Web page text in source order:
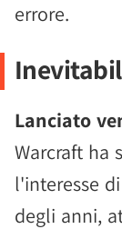
errore.
Lanciato
Warcraft ha
l'interesse di
degli anni,